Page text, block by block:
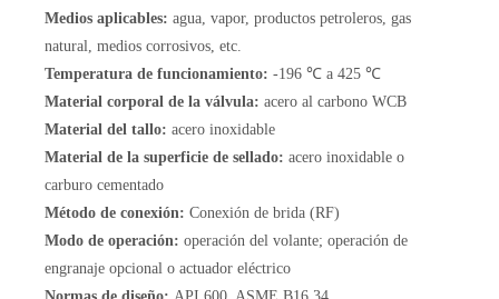
Medios aplicables: agua, vapor, productos petroleros, gas
natural, medios corrosivos, etc.
Temperatura de funcionamiento: -196 ℃ a 425 ℃
Material corporal de la válvula: acero al carbono WCB
Material del tallo: acero inoxidable
Material de la superficie de sellado: acero inoxidable o
carburo cementado
Método de conexión: Conexión de brida (RF)
Modo de operación: operación del volante; operación de
engranaje opcional o actuador eléctrico